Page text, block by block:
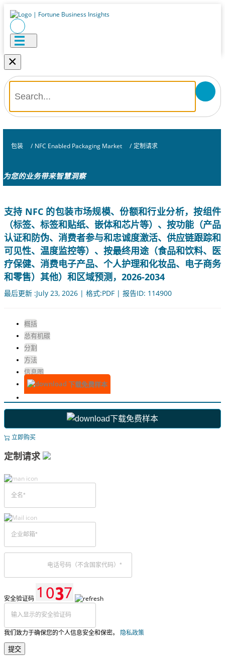
×
包装 / NFC Enabled Packaging Market / 定制请求
为您的业务带来智慧洞察
支持 NFC 的包装市场规模、份额和行业分析，按组件
（标签、标签和贴纸、嵌体和芯片等）、按功能（产品
认证和防伪、消费者参与和忠诚度激活、供应链跟踪和
可见性、温度监控等）、按最终用途（食品和饮料、医
疗保健、消费电子产品、个人护理和化妆品、电子商务
和零售）其他）和区域预测，2026-2034
最后更新 :July 23, 2026 | 格式:PDF | 报告ID: 114900
概括
总有机碳
分割
方法
信息图
下载免费样本
下载免费样本
立即购买
定制请求
安全验证码
我们致力于确保您的个人信息安全和保密。 隐私政策
提交